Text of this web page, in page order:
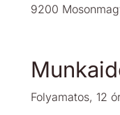
9200
Folyamatos, 12